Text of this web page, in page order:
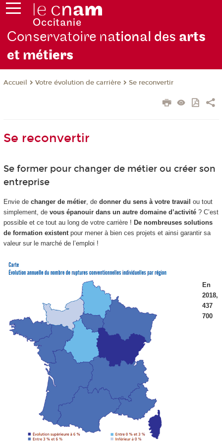
Conservatoire national des arts
et métiers
Accueil Votre évolution de carrière Se reconvertir
Se reconvertir
Se former pour changer de métier ou créer son
entreprise
Envie dechanger de métier, de donner du sens à votre travail ou tout
simplement, de vous épanouir dans un autre domaine d’activité ? C’est
possible et ce tout au long de votre carrière ! De nombreuses solutions
de formation existent pour mener à bien ces projets et ainsi garantir sa
valeur sur le marché de l’emploi !
En
2018,
437
700